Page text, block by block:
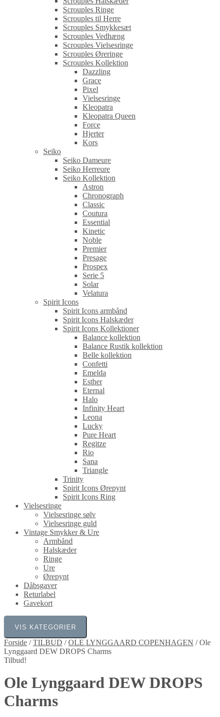
Scrouples Ringe
Scrouples til Herre
Scrouples Smykkesæt
Scrouples Vedhæng
Scrouples Vielsesringe
Scrouples Øreringe
Scrouples Kollektion
Dazzling
Grace
Pixel
Vielsesringe
Kleopatra
Kleopatra Queen
Force
Hjerter
Kors
Seiko
Seiko Dameure
Seiko Herreure
Seiko Kollektion
Astron
Chronograph
Classic
Coutura
Essential
Kinetic
Noble
Premier
Presage
Prospex
Serie 5
Solar
Velatura
Spirit Icons
Spirit Icons armbånd
Spirit Icons Halskæder
Spirit Icons Kollektioner
Balance kollektion
Balance Rustik kollektion
Belle kollektion
Confetti
Emelda
Esther
Eternal
Halo
Infinity Heart
Leona
Lucky
Pure Heart
Regitze
Rio
Sana
Triangle
Trinity
Spirit Icons Ørepynt
Spirit Icons Ring
Vielsesringe
Vielsesringe sølv
Vielsesringe guld
Vintage Smykker & Ure
Armbånd
Halskæder
Ringe
Ure
Ørepynt
Dåbsgaver
Returlabel
Gavekort
VIS KATEGORIER
Forside /TILBUD /OLE LYNGGAARD COPENHAGEN /Ole
Lynggaard DEW DROPS Charms
Tilbud!
Ole Lynggaard DEW DROPS
Charms